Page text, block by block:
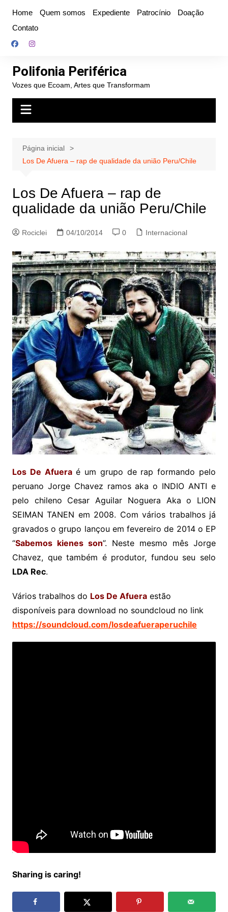
conteúdo
Home Quem somos Expediente Patrocínio
Doação
Contato
Polifonia Periférica
Vozes que Ecoam, Artes que Transformam
Página inicial
Los De Afuera – rap de qualidade da união Peru/Chile
Los De Afuera – rap de
qualidade da união Peru/Chile
Rociclei 04/10/2014 0 Internacional
Los De Afueraé um grupo de rap formando pelo
peruano Jorge Chavez ramos aka o INDIO ANTI e
pelo chileno Cesar Aguilar Noguera Aka o LION
SEIMAN TANEN em 2008. Com vários trabalhos já
gravados o grupo lançou em fevereiro de 2014 o EP
“Sabemos kienes son”. Neste mesmo mês Jorge
Chavez, que também é produtor, fundou seu selo
LDA Rec.
Vários trabalhos do Los De Afueraestão
disponíveis para download no soundcloud no link
https://soundcloud.com/losdeafueraperuchile
Sharing is caring!